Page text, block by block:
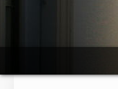
MAIN MENU